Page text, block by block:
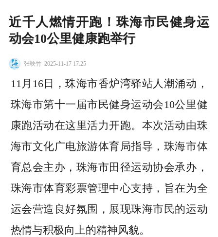
近千人燃情开跑！珠海市民健身运
动会10公里健康跑举行
张映竹 2025-11-17 17:25
11月16日，珠海市香炉湾驿站人潮涌动，
珠海市第十一届市民健身运动会10公里健
康跑活动在这里活力开跑。本次活动由珠
海市文化广电旅游体育局指导，珠海市体
育总会主办，珠海市田径运动协会承办，
珠海市体育彩票管理中心支持，旨在为全
运会营造良好氛围，展现珠海市民的运动
热情与积极向上的精神风貌。